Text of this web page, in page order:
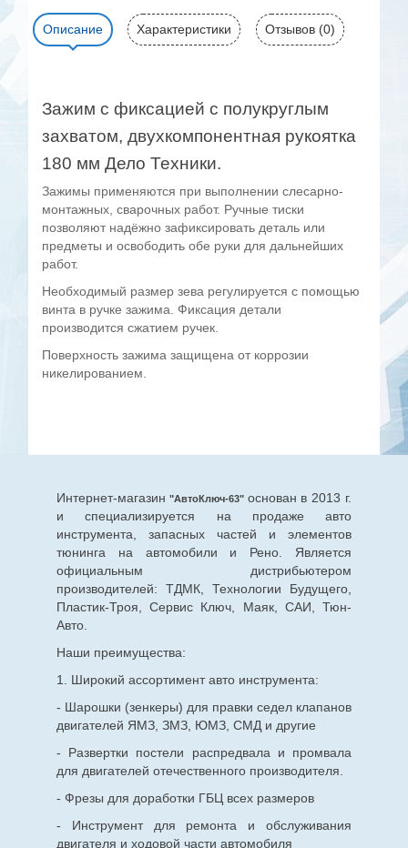
Описание Характеристики Отзывов (0)
Зажим с фиксацией с полукруглым
захватом, двухкомпонентная рукоятка
180 мм Дело Техники.
Зажимы применяются при выполнении слесарно-
монтажных, сварочных работ. Ручные тиски
позволяют надёжно зафиксировать деталь или
предметы и освободить обе руки для дальнейших
работ.
Необходимый размер зева регулируется с помощью
винта в ручке зажима. Фиксация детали
производится сжатием ручек.
Поверхность зажима защищена от коррозии
никелированием.
Интернет-магазин "АвтоКлюч-63" основан в 2013 г.
и специализируется на продаже авто
инструмента, запасных частей и элементов
тюнинга на автомобили и Рено. Является
официальным дистрибьютером
производителей: ТДМК, Технологии Будущего,
Пластик-Троя, Сервис Ключ, Маяк, САИ, Тюн-
Авто.
Наши преимущества:
1. Широкий ассортимент авто инструмента:
- Шарошки (зенкеры) для правки седел клапанов
двигателей ЯМЗ, ЗМЗ, ЮМЗ, СМД и другие
- Развертки постели распредвала и промвала
для двигателей отечественного производителя.
- Фрезы для доработки ГБЦ всех размеров
- Инструмент для ремонта и обслуживания
двигателя и ходовой части автомобиля